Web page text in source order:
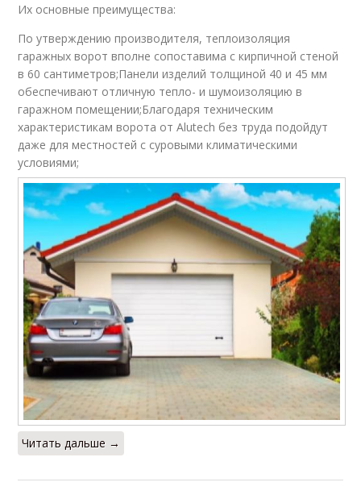
Их основные преимущества:
По утверждению производителя, теплоизоляция
гаражных ворот вполне сопоставима с кирпичной стеной
в 60 сантиметров;Панели изделий толщиной 40 и 45 мм
обеспечивают отличную тепло- и шумоизоляцию в
гаражном помещении;Благодаря техническим
характеристикам ворота от Alutech без труда подойдут
даже для местностей с суровыми климатическими
условиями;
Читать дальше →